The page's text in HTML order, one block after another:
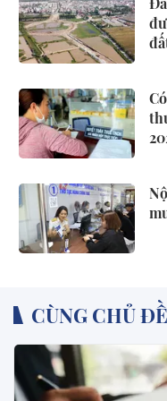
CÙNG CHỦ ĐỀ